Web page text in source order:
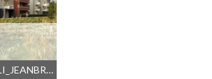
Résidence Principale, LLI_JEANBRUN, LLI, JEANBRUN, Meublé non géré, Droit commun